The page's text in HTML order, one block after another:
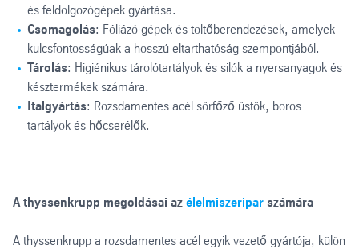
és feldolgozógépek gyártása.
Csomagolás: Fóliázó gépek és töltőberendezések, amelyek
kulcsfontosságúak a hosszú eltarthatóság szempontjából.
Tárolás: Higiénikus tárolótartályok és silók a nyersanyagok és
késztermékek számára.
Italgyártás: Rozsdamentes acél sörfőző üstök, boros
tartályok és hőcserélők.
A thyssenkrupp megoldásai az élelmiszeripar számára
A thyssenkrupp a rozsdamentes acél egyik vezető gyártója, külön